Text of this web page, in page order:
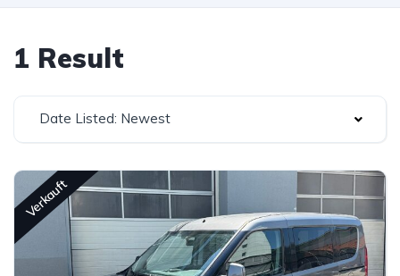
1 Result
Date Listed: Newest
Verkauft